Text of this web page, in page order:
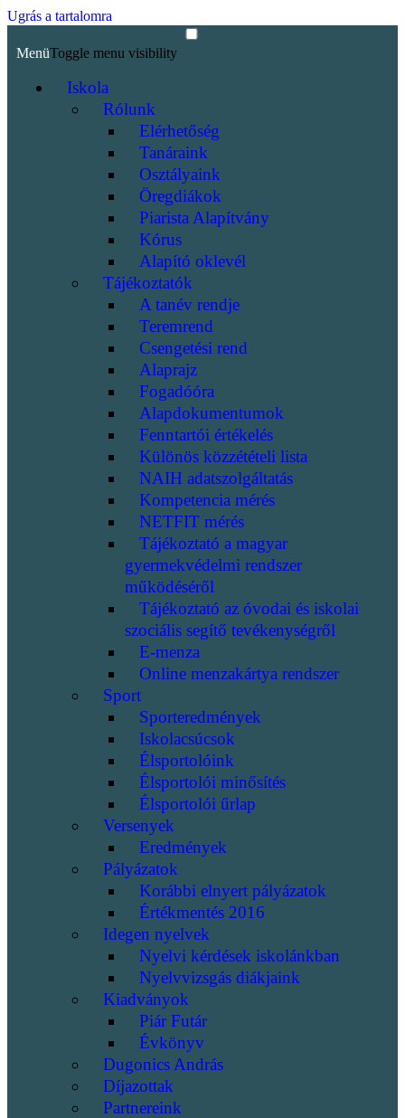
Ugrás a tartalomra
MenüToggle menu visibility
Iskola
Rólunk
Elérhetőség
Tanáraink
Osztályaink
Öregdiákok
Piarista Alapítvány
Kórus
Alapító oklevél
Tájékoztatók
A tanév rendje
Teremrend
Csengetési rend
Alaprajz
Fogadóóra
Alapdokumentumok
Fenntartói értékelés
Különös közzétételi lista
NAIH adatszolgáltatás
Kompetencia mérés
NETFIT mérés
Tájékoztató a magyar
gyermekvédelmi rendszer
működéséről
Tájékoztató az óvodai és iskolai
szociális segítő tevékenységről
E-menza
Online menzakártya rendszer
Sport
Sporteredmények
Iskolacsúcsok
Élsportolóink
Élsportolói minősítés
Élsportolói űrlap
Versenyek
Eredmények
Pályázatok
Korábbi elnyert pályázatok
Értékmentés 2016
Idegen nyelvek
Nyelvi kérdések iskolánkban
Nyelvvizsgás diákjaink
Kiadványok
Piár Futár
Évkönyv
Dugonics András
Díjazottak
Partnereink